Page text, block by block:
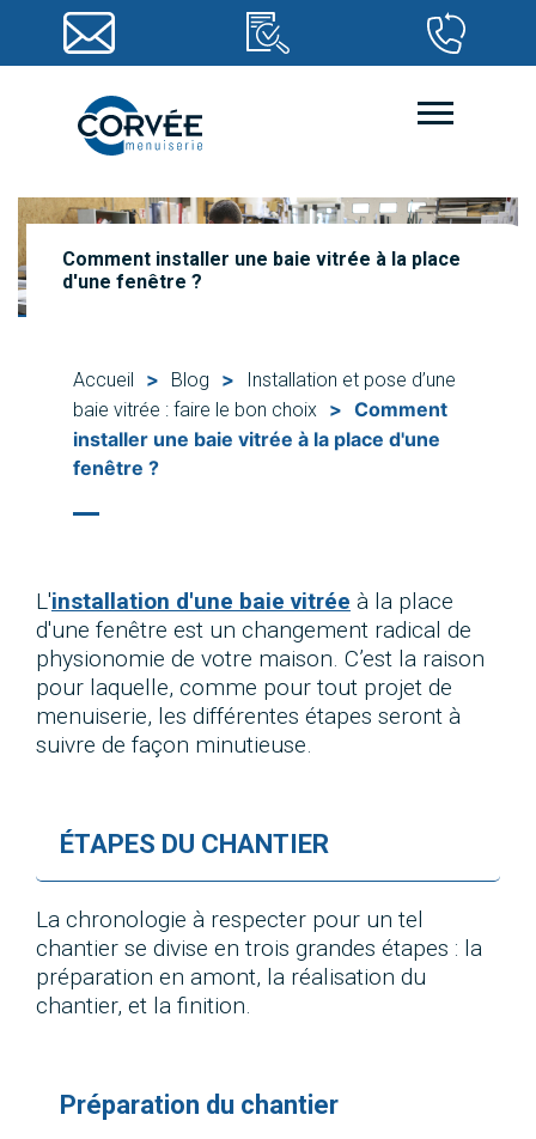
Comment installer une baie vitrée à la place
d'une fenêtre ?
Accueil > Blog >
Installation et pose d’une
baie vitrée : faire le bon choix > Comment
installer une baie vitrée à la place d'une
fenêtre ?
L'installation d'une baie vitrée à la place
d'une fenêtre est un changement radical de
physionomie de votre maison. C’est la raison
pour laquelle, comme pour tout projet de
menuiserie, les différentes étapes seront à
suivre de façon minutieuse.
ÉTAPES DU CHANTIER
La chronologie à respecter pour un tel
chantier se divise en trois grandes étapes : la
préparation en amont, la réalisation du
chantier, et la finition.
Préparation du chantier